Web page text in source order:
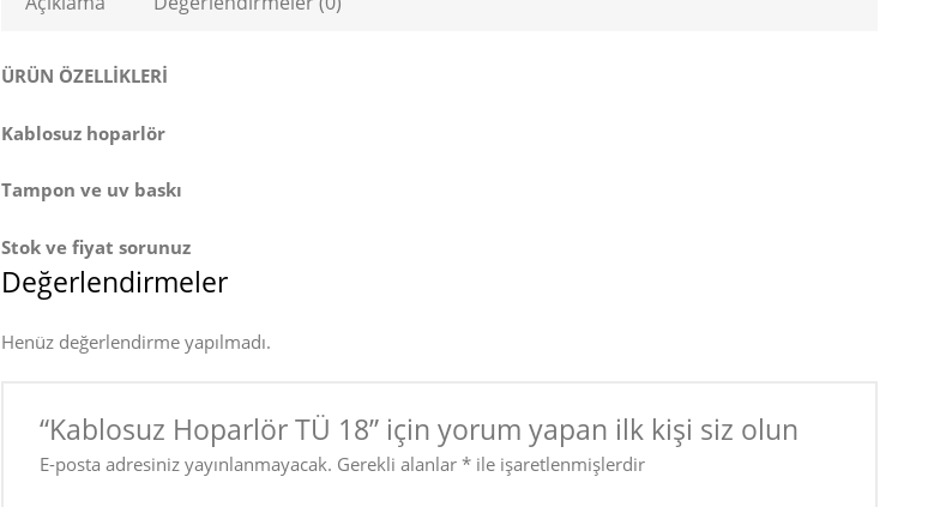
ÜRÜN ÖZELLİKLERİ
Kablosuz hoparlör
Tampon ve uv baskı
Stok ve fiyat sorunuz
Değerlendirmeler
Henüz değerlendirme yapılmadı.
“Kablosuz Hoparlör TÜ 18” için yorum yapan ilk kişi siz olun
E-posta adresiniz yayınlanmayacak. Gerekli alanlar* ile işaretlenmişlerdir